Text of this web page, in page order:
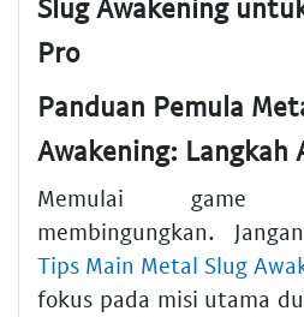
Slug Awakening
Pro
Panduan Pemula
Awakening: Langkah
Memulai game
membingungkan.
Tips Main Metal Slug
fokus pada misi utama